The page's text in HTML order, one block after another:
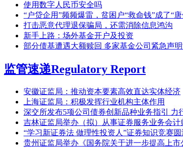
使用数字人民币安全吗
“户贷企用”频频爆雷，贫困户“救命钱”成了“唐
打击恶意代理退保骗局，还需消除信息鸿沟
新手上路：场外基金开户及投资
部分债基遭遇大额赎回 多家基金公司紧急声明
监管速递Regulatory Report
安徽证监局：推动资本要素高效直达实体经济
上海证监局：积极发挥行业机构主体作用
深交所发布5项公司债券创新品种业务指引 力
吉林证监局举办（拟）从事证券服务业务会计
“学习新证券法 做理性投资人”证券知识竞赛
贵州证监局举办《国务院关于进一步提高上